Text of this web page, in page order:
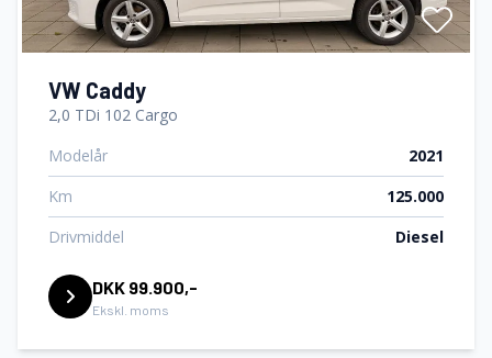
VW Caddy
2,0 TDi 102 Cargo
Modelår
2021
Km
125.000
Drivmiddel
Diesel
DKK 99.900,-
Ekskl. moms